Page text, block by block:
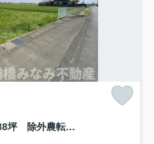
【土地】前橋市公田町 ※約188坪 除外農転開発要